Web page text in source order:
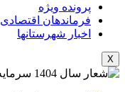
پرونده ویژه
فرماندهان اقتصادی
اخبار شهرستانها
X